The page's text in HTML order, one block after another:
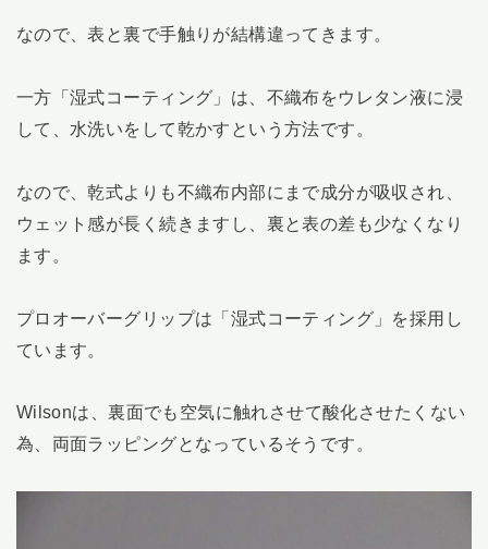
なので、表と裏で手触りが結構違ってきます。
一方「湿式コーティング」は、不織布をウレタン液に浸
して、水洗いをして乾かすという方法です。
なので、乾式よりも不織布内部にまで成分が吸収され、
ウェット感が長く続きますし、裏と表の差も少なくなり
ます。
プロオーバーグリップは「湿式コーティング」を採用し
ています。
Wilsonは、裏面でも空気に触れさせて酸化させたくない
為、両面ラッピングとなっているそうです。